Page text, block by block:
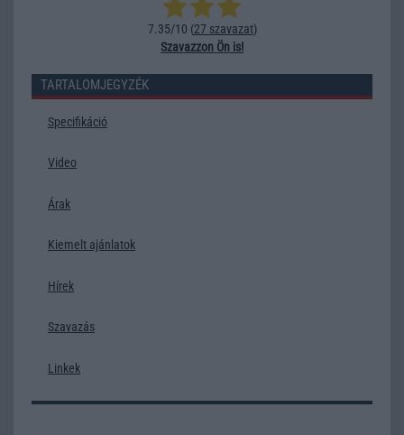
7.35/10 (27 szavazat)
Szavazzon Ön is!
TARTALOMJEGYZÉK
Specifikáció
Video
Árak
Kiemelt ajánlatok
Hírek
Szavazás
Linkek